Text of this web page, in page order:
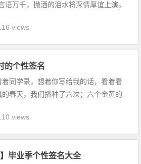
语万千，抛洒的泪水将深情厚谊上演。
美好明天！2、走吧都走吧，老子还有
如此平凡，却又如此幸运。真心谢谢
views
的个性签名
同学录，想着你写给我的话，看着看
春天，我们播种了六次；六个金黄的
滋有味有声有色的时光。3、青春的善
喷涌不息。朋友，请把青春的语、青春
views
毕业季个性签名大全